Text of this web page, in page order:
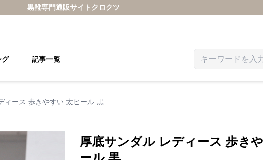
黒靴専門通販サイト クロクツ
グ 記事一覧
ィース 歩きやすい 太ヒール 黒
厚底サンダル レディース 歩き